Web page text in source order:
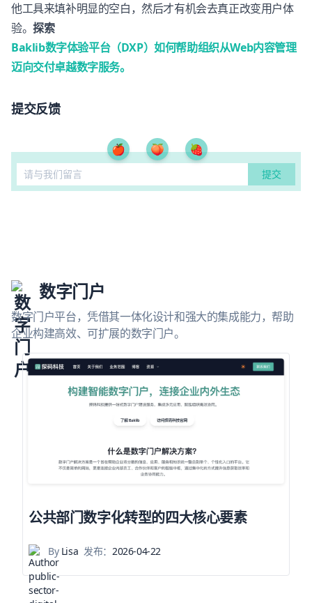
他工具来填补明显的空白，然后才有机会去真正改变用户体
验。探索
Baklib数字体验平台（DXP）如何帮助组织从Web内容管理
迈向交付卓越数字服务。
提交反馈
🍎 🍑 🍓
数字门户
数字门户平台，凭借其一体化设计和强大的集成能力，帮助
企业构建高效、可扩展的数字门户。
公共部门数字化转型的四大核心要素
ByLisa 发布： 2026-04-22